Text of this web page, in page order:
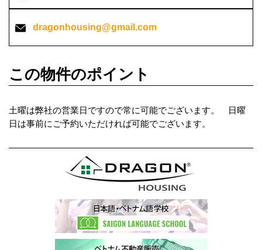
dragonhousing@gmail.com
この物件のポイント
土曜は弊社の営業日ですので常に可能でございます。 日曜
日は事前にご予約いただければ可能でございます。